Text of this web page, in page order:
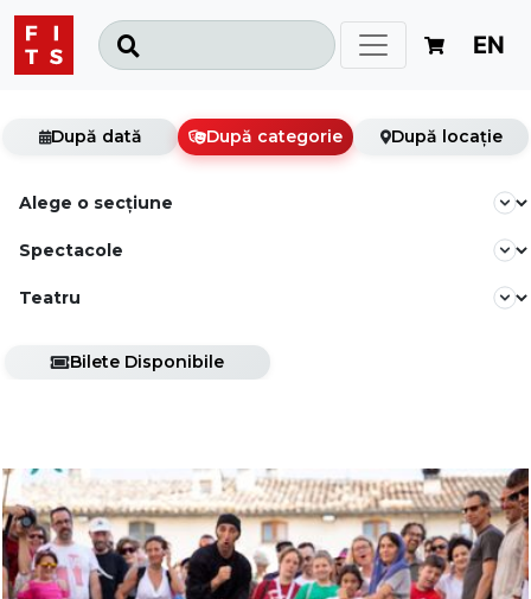
EN
După dată După categorie După locație
Bilete Disponibile